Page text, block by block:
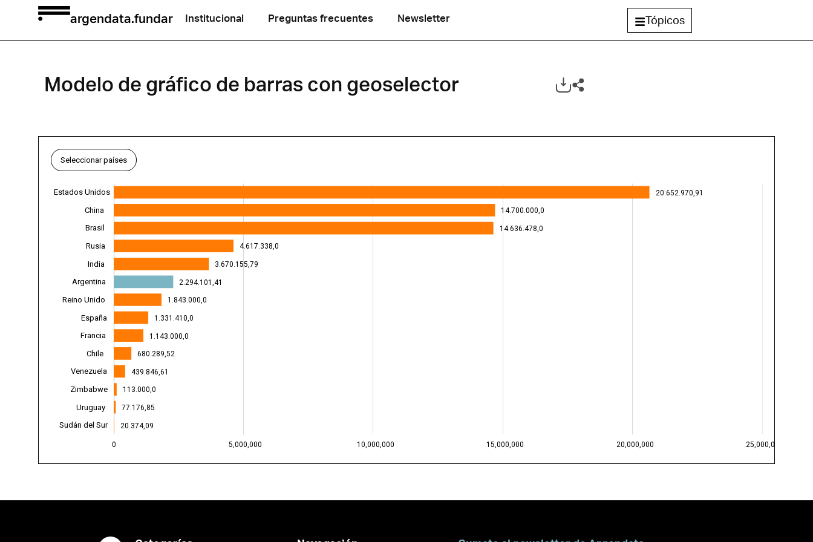
argendata.fundar Institucional Preguntas frecuentes Newsletter Tópicos
Modelo de gráfico de barras con geoselector